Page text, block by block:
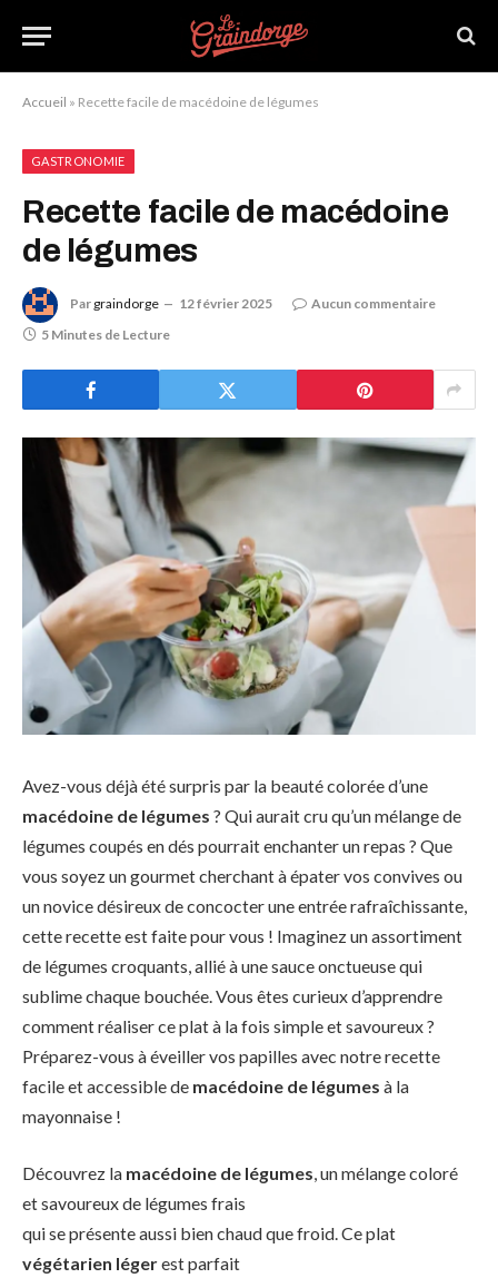
Accueil » Recette facile de macédoine de légumes
GASTRONOMIE
Recette facile de macédoine
de légumes
Par graindorge 12 février 2025
Aucun commentaire
5 Minutes de Lecture
Avez-vous déjà été surpris par la beauté colorée d’une
macédoine de légumes ? Qui aurait cru qu’un mélange de
légumes coupés en dés pourrait enchanter un repas ? Que
vous soyez un gourmet cherchant à épater vos convives ou
un novice désireux de concocter une entrée rafraîchissante,
cette recette est faite pour vous ! Imaginez un assortiment
de légumes croquants, allié à une sauce onctueuse qui
sublime chaque bouchée. Vous êtes curieux d’apprendre
comment réaliser ce plat à la fois simple et savoureux ?
Préparez-vous à éveiller vos papilles avec notre recette
facile et accessible de macédoine de légumes à la
mayonnaise !
Découvrez la macédoine de légumes, un mélange coloré
et savoureux de légumes frais
qui se présente aussi bien chaud que froid. Ce plat
végétarien légerest parfait